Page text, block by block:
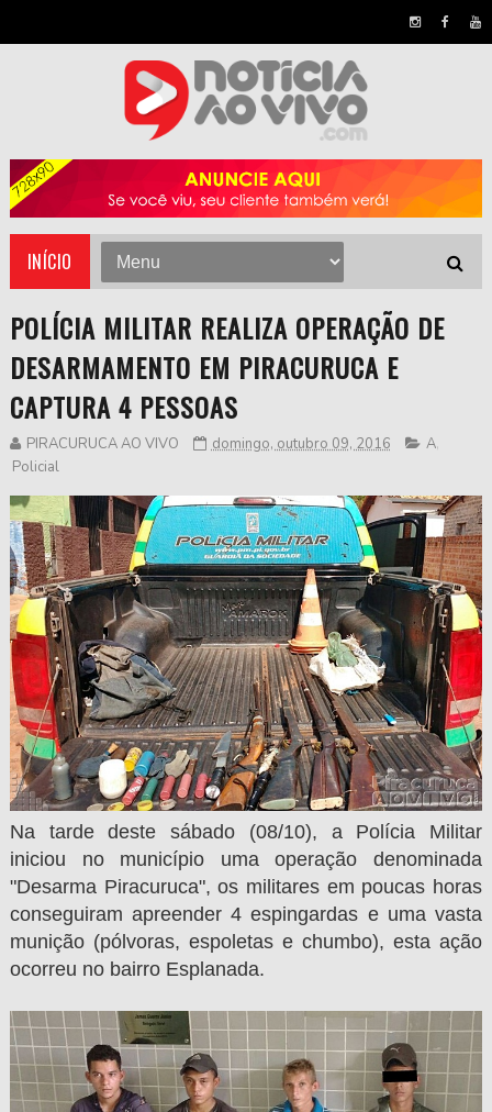
INÍCIO
POLÍCIA MILITAR REALIZA OPERAÇÃO DE
DESARMAMENTO EM PIRACURUCA E
CAPTURA 4 PESSOAS
PIRACURUCA AO VIVO domingo, outubro 09, 2016 A,
Policial
Na tarde deste sábado (08/10), a Polícia Militar
iniciou no município uma operação denominada
"Desarma Piracuruca", os militares em poucas horas
conseguiram apreender 4 espingardas e uma vasta
munição (pólvoras, espoletas e chumbo), esta ação
ocorreu no bairro Esplanada.